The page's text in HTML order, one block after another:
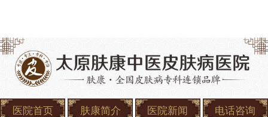
医院首页 肤康简介 医院新闻 电话咨询